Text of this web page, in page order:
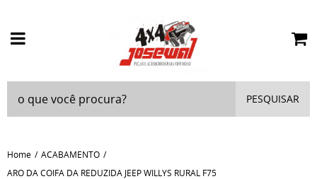
PESQUISAR
Home
ACABAMENTO
ARO DA COIFA DA REDUZIDA JEEP WILLYS RURAL F75